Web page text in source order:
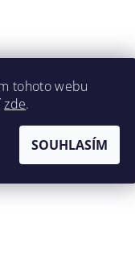
tohoto webu
zde.
SOUHLASÍM